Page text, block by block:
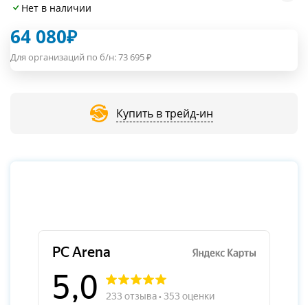
Нет в наличии
64 080₽
Для организаций по б/н:73 695₽
Купить в трейд-ин